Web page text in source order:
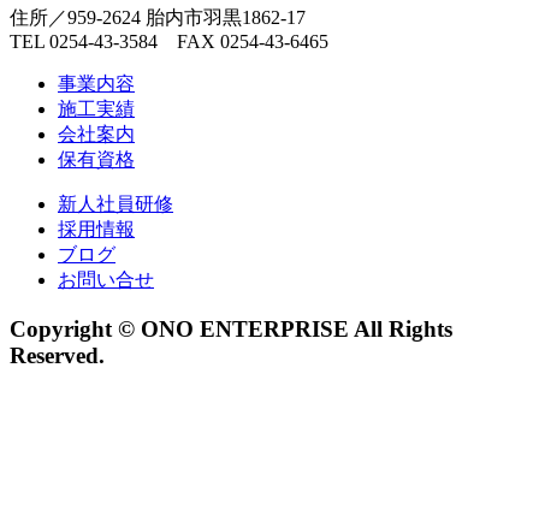
住所／959-2624 胎内市羽黒1862-17
TEL 0254-43-3584 FAX 0254-43-6465
事業内容
施工実績
会社案内
保有資格
新人社員研修
採用情報
ブログ
お問い合せ
Copyright © ONO ENTERPRISE All Rights
Reserved.